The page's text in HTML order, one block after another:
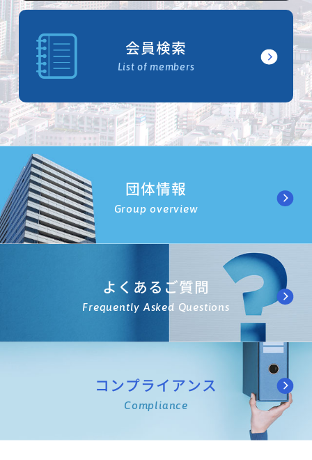
会員検索
List of members
団体情報
Group overview
よくあるご質問
Frequently Asked Questions
コンプライアンス
Compliance